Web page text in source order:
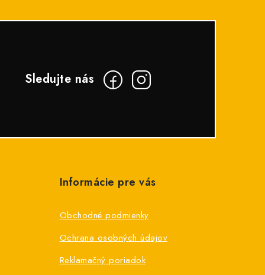
Informácie pre vás
Obchodné podmienky
Ochrana osobných údajov
Reklamačný poriadok